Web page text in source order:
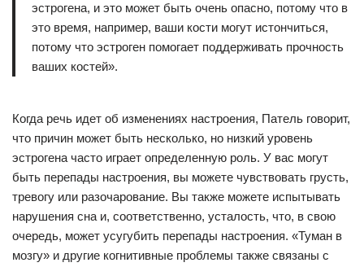
эстрогена, и это может быть очень опасно, потому что в
это время, например, ваши кости могут истончиться,
потому что эстроген помогает поддерживать прочность
ваших костей».
Когда речь идет об изменениях настроения, Патель говорит,
что причин может быть несколько, но низкий уровень
эстрогена часто играет определенную роль. У вас могут
быть перепады настроения, вы можете чувствовать грусть,
тревогу или разочарование. Вы также можете испытывать
нарушения сна и, соответственно, усталость, что, в свою
очередь, может усугубить перепады настроения. «Туман в
мозгу» и другие когнитивные проблемы также связаны с